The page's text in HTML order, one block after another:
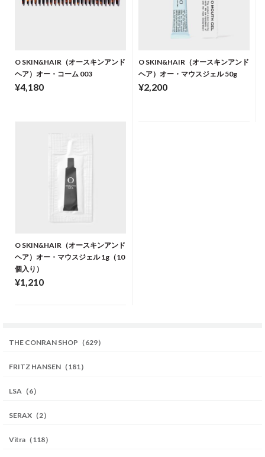
O SKIN&HAIR（オースキンアンド
ヘア）オー・コーム 003
¥4,180
O SKIN&HAIR（オースキンアンド
ヘア）オー・マウスジェル 50g
¥2,200
O SKIN&HAIR（オースキンアンド
ヘア）オー・マウスジェル 1g（10
個入り）
¥1,210
THE CONRAN SHOP（629）
FRITZ HANSEN（181）
LSA（6）
SERAX（2）
Vitra（118）